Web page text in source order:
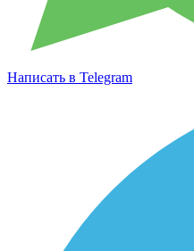
Написать в Telegram